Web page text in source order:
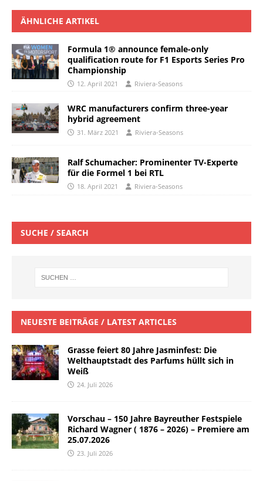
ÄHNLICHE ARTIKEL
Formula 1® announce female-only
qualification route for F1 Esports Series Pro
Championship
12. April 2021 Riviera-Seasons
WRC manufacturers confirm three-year
hybrid agreement
31. März 2021 Riviera-Seasons
Ralf Schumacher: Prominenter TV-Experte
für die Formel 1 bei RTL
18. April 2021 Riviera-Seasons
SUCHE / SEARCH
NEUESTE BEITRÄGE / LATEST ARTICLES
Grasse feiert 80 Jahre Jasminfest: Die
Welthauptstadt des Parfums hüllt sich in
Weiß
24. Juli 2026
Vorschau – 150 Jahre Bayreuther Festspiele
Richard Wagner ( 1876 – 2026) – Premiere am
25.07.2026
23. Juli 2026